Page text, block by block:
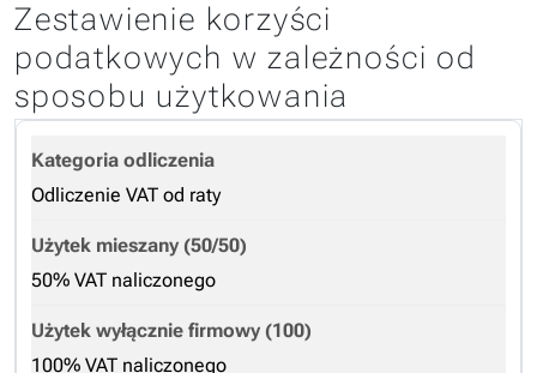
Zestawienie korzyści
podatkowych w zależności od
sposobu użytkowania
Odliczenie VAT od raty
50% VAT naliczonego
100% VAT naliczonego